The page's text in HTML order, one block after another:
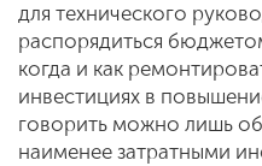
для технического
распорядиться
когда и как
инвестициях в
говорить можно лишь
наименее затратными